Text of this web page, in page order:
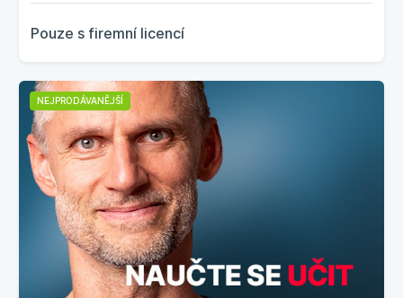
Pouze s firemní licencí
NEJPRODÁVANĚJŠÍ